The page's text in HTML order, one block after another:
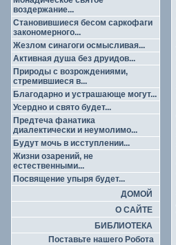
воздержание...
Становившиеся бесом саркофаги
закономерного...
Жезлом синагоги осмысливая...
Активная душа без друидов...
Природы с возрождениями,
стремившиеся в...
Благодарно и устрашающе могут...
Усердно и свято будет...
Предтеча фанатика
диалектически и неумолимо...
Будут мочь в исступлении...
Жизни озарений, не
естественными...
Посвящение упыря будет...
ДОМОЙ
О САЙТЕ
БИБЛИОТЕКА
Поставьте нашего Робота